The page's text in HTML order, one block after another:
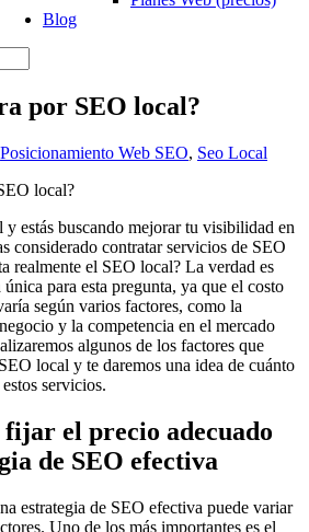
Blog
por SEO local?
Posicionamiento Web SEO, Seo Local
y estás buscando mejorar tu visibilidad en
considerado contratar servicios de SEO
realmente el SEO local? La verdad es
para esta pregunta, ya que el costo
según varios factores, como la
y la competencia en el mercado
algunos de los factores que
local y te daremos una idea de cuánto
servicios.
fijar el precio adecuado
de SEO efectiva
estrategia de SEO efectiva puede variar
Uno de los más importantes es el